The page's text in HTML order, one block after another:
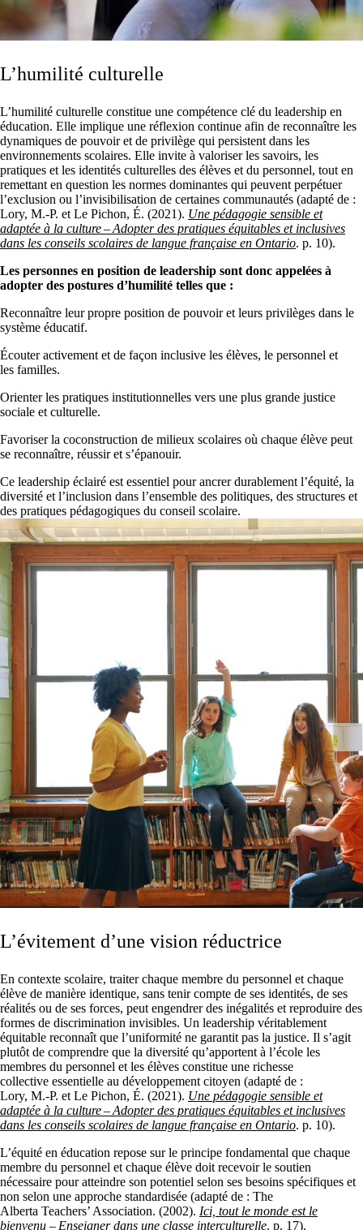
L’humilité culturelle
L’humilité culturelle constitue une compétence clé du leadership en
éducation. Elle implique une réflexion continue afin de reconnaître les
dynamiques de pouvoir et de privilège qui persistent dans les
environnements scolaires. Elle invite à valoriser les savoirs, les
pratiques et les identités culturelles des élèves et du personnel, tout en
remettant en question les normes dominantes qui peuvent perpétuer
l’exclusion ou l’invisibilisation de certaines communautés (adapté de :
Lory, M.‑P. et Le Pichon, É. (2021). Une pédagogie sensible et
adaptée à la culture – Adopter des pratiques équitables et inclusives
dans les conseils scolaires de langue française en Ontario. p. 10).
Les personnes en position de leadership sont donc appelées à
adopter des postures d’humilité telles que :
Reconnaître leur propre position de pouvoir et leurs privilèges dans le
système éducatif.
Écouter activement et de façon inclusive les élèves, le personnel et
les familles.
Orienter les pratiques institutionnelles vers une plus grande justice
sociale et culturelle.
Favoriser la coconstruction de milieux scolaires où chaque élève peut
se reconnaître, réussir et s’épanouir.
Ce leadership éclairé est essentiel pour ancrer durablement l’équité, la
diversité et l’inclusion dans l’ensemble des politiques, des structures et
des pratiques pédagogiques du conseil scolaire.
L’évitement d’une vision réductrice
En contexte scolaire, traiter chaque membre du personnel et chaque
élève de manière identique, sans tenir compte de ses identités, de ses
réalités ou de ses forces, peut engendrer des inégalités et reproduire des
formes de discrimination invisibles. Un leadership véritablement
équitable reconnaît que l’uniformité ne garantit pas la justice. Il s’agit
plutôt de comprendre que la diversité qu’apportent à l’école les
membres du personnel et les élèves constitue une richesse
collective essentielle au développement citoyen (adapté de :
Lory, M.‑P. et Le Pichon, É. (2021). Une pédagogie sensible et
adaptée à la culture – Adopter des pratiques équitables et inclusives
dans les conseils scolaires de langue française en Ontario. p. 10).
L’équité en éducation repose sur le principe fondamental que chaque
membre du personnel et chaque élève doit recevoir le soutien
nécessaire pour atteindre son potentiel selon ses besoins spécifiques et
non selon une approche standardisée (adapté de : The
Alberta Teachers’ Association. (2002). Ici, tout le monde est le
bienvenu – Enseigner dans une classe interculturelle. p. 17).